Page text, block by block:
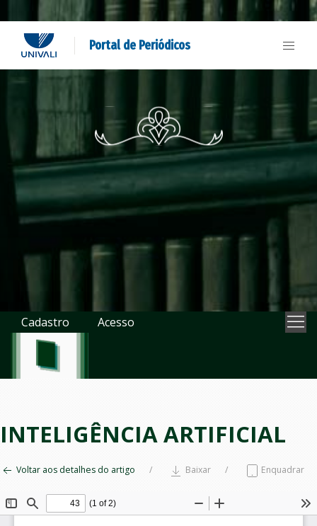
Portal de Periódicos
Cadastro Acesso
INTELIGÊNCIA ARTIFICIAL
Voltar aos detalhes do artigo Baixar Enquadrar